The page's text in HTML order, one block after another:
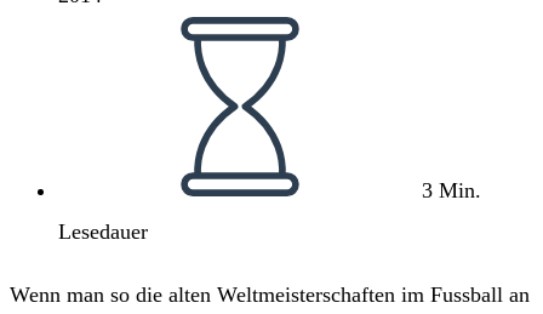
3 Min.
Lesedauer
Wenn man so die alten Weltmeisterschaften im Fussball an